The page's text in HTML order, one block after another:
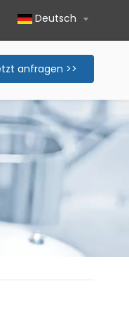
Deutsch
anfragen >>